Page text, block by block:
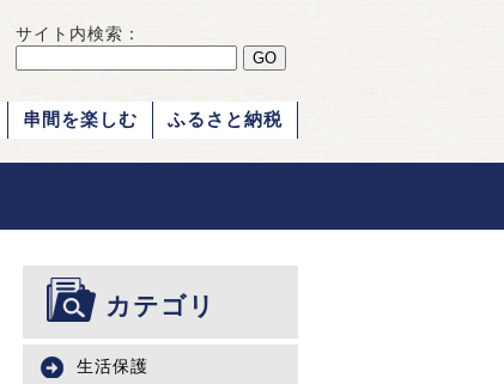
サイト内検索：
串間を楽しむ ふるさと納税
カテゴリ
生活保護